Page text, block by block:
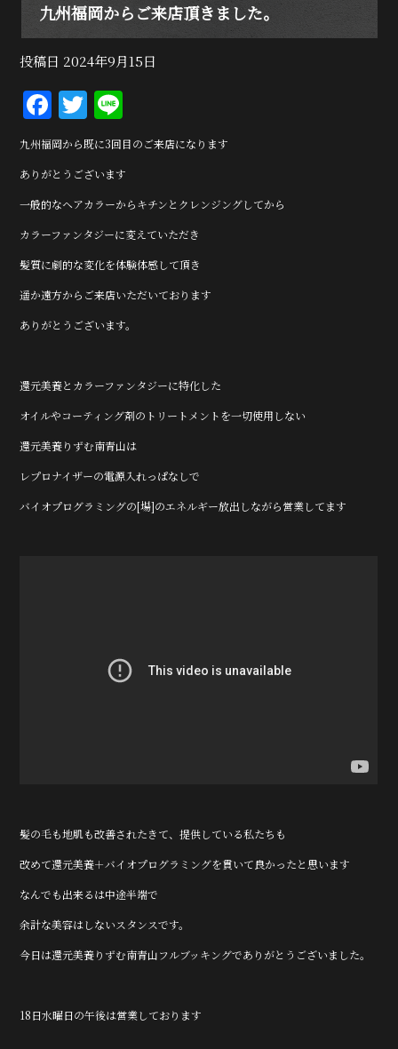
九州福岡からご来店頂きました。
投稿日 2024年9月15日
F
a
c
e
b
o
o
k
T
w
it
te
r
n
e
九州福岡から既に3回目のご来店になります
ありがとうございます
一般的なヘアカラーからキチンとクレンジングしてから
カラーファンタジーに変えていただき
髪質に劇的な変化を体験体感して頂き
遥か遠方からご来店いただいております
ありがとうございます。
還元美養とカラーファンタジーに特化した
オイルやコーティング剤のトリートメントを一切使用しない
還元美養りずむ南青山は
レプロナイザーの電源入れっぱなしで
バイオプログラミングの[場]のエネルギー放出しながら営業してます
髪の毛も地肌も改善されたきて、提供している私たちも
改めて還元美養＋バイオプログラミングを貫いて良かったと思います
なんでも出来るは中途半端で
余計な美容はしないスタンスです。
今日は還元美養りずむ南青山フルブッキングでありがとうございました。
18日水曜日の午後は営業しております